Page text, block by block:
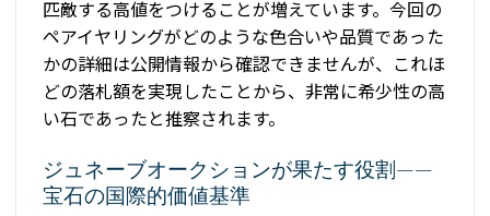
匹敵する高値をつけることが増えています。今回の
ペアイヤリングがどのような色合いや品質であった
かの詳細は公開情報から確認できませんが、これほ
どの落札額を実現したことから、非常に希少性の高
い石であったと推察されます。
ジュネーブオークションが果たす役割——
宝石の国際的価値基準